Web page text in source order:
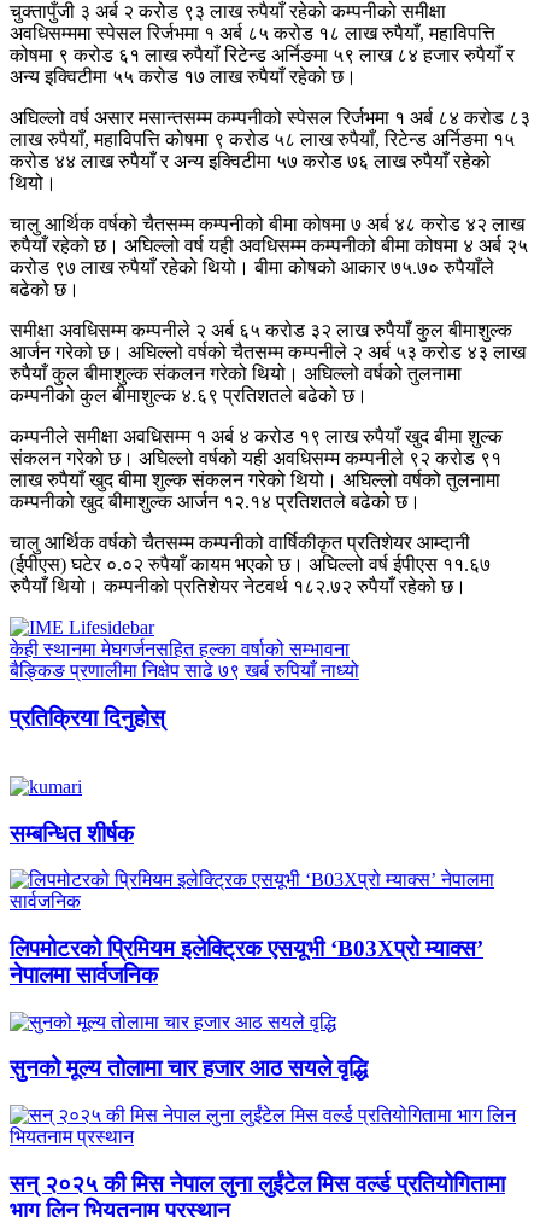
चुक्तापुँजी ३ अर्ब २ करोड ९३ लाख रुपैयाँ रहेको कम्पनीको समीक्षा
अवधिसम्ममा स्पेसल रिर्जभमा १ अर्ब ८५ करोड १८ लाख रुपैयाँ, महाविपत्ति
कोषमा ९ करोड ६१ लाख रुपैयाँ रिटेन्ड अर्निङमा ५९ लाख ८४ हजार रुपैयाँ र
अन्य इक्विटीमा ५५ करोड १७ लाख रुपैयाँ रहेको छ।
अघिल्लो वर्ष असार मसान्तसम्म कम्पनीको स्पेसल रिर्जभमा १ अर्ब ८४ करोड ८३
लाख रुपैयाँ, महाविपत्ति कोषमा ९ करोड ५८ लाख रुपैयाँ, रिटेन्ड अर्निङमा १५
करोड ४४ लाख रुपैयाँ र अन्य इक्विटीमा ५७ करोड ७६ लाख रुपैयाँ रहेको
थियो।
चालु आर्थिक वर्षको चैतसम्म कम्पनीको बीमा कोषमा ७ अर्ब ४८ करोड ४२ लाख
रुपैयाँ रहेको छ। अघिल्लो वर्ष यही अवधिसम्म कम्पनीको बीमा कोषमा ४ अर्ब २५
करोड ९७ लाख रुपैयाँ रहेको थियो। बीमा कोषको आकार ७५.७० रुपैयाँले
बढेको छ।
समीक्षा अवधिसम्म कम्पनीले २ अर्ब ६५ करोड ३२ लाख रुपैयाँ कुल बीमाशुल्क
आर्जन गरेको छ। अघिल्लो वर्षको चैतसम्म कम्पनीले २ अर्ब ५३ करोड ४३ लाख
रुपैयाँ कुल बीमाशुल्क संकलन गरेको थियो। अघिल्लो वर्षको तुलनामा
कम्पनीको कुल बीमाशुल्क ४.६९ प्रतिशतले बढेको छ।
कम्पनीले समीक्षा अवधिसम्म १ अर्ब ४ करोड १९ लाख रुपैयाँ खुद बीमा शुल्क
संकलन गरेको छ। अघिल्लो वर्षको यही अवधिसम्म कम्पनीले ९२ करोड ९१
लाख रुपैयाँ खुद बीमा शुल्क संकलन गरेको थियो। अघिल्लो वर्षको तुलनामा
कम्पनीको खुद बीमाशुल्क आर्जन १२.१४ प्रतिशतले बढेको छ।
चालु आर्थिक वर्षको चैतसम्म कम्पनीको वार्षिकीकृत प्रतिशेयर आम्दानी
(ईपीएस) घटेर ०.०२ रुपैयाँ कायम भएको छ। अघिल्लो वर्ष ईपीएस ११.६७
रुपैयाँ थियो। कम्पनीको प्रतिशेयर नेटवर्थ १८२.७२ रुपैयाँ रहेको छ।
केही स्थानमा मेघगर्जनसहित हल्का वर्षाको सम्भावना
बैङ्किङ प्रणालीमा निक्षेप साढे ७९ खर्ब रुपियाँ नाध्यो
प्रतिक्रिया दिनुहोस्
सम्बन्धित शीर्षक
लिपमोटरको प्रिमियम इलेक्ट्रिक एसयूभी ‘B03Xप्रो म्याक्स’
नेपालमा सार्वजनिक
सुनको मूल्य तोलामा चार हजार आठ सयले वृद्धि
सन् २०२५ की मिस नेपाल लुना लुईंटेल मिस वर्ल्ड प्रतियोगितामा
भाग लिन भियतनाम प्रस्थान